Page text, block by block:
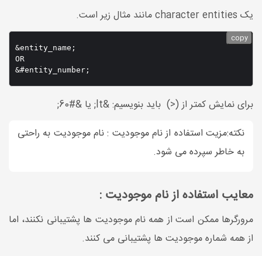
یک character entities مانند مثال زیر است.
&entity_name;
OR
copy
برای نمایش کمتر از (<) باید بنویسیم: &lt; یا &#60;
نکته:مزیت استفاده از نام موجودیت : نام موجودیت به راحتی
به خاطر سپرده می شود.
معایب استفاده از نام موجودیت :
مرورگرها ممکن است از همه نام موجودیت ها پشتیبانی نکنند، اما
از همه شماره موجودیت ها پشتیبانی می کنند.